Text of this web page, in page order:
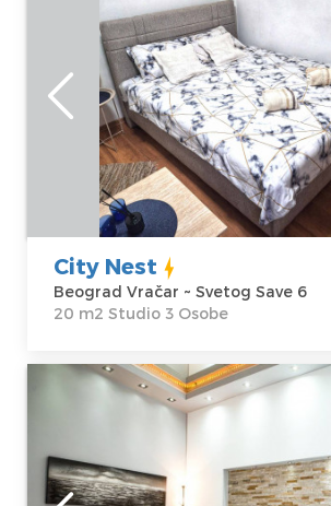
za 3 osobe
Beograd
Lokacija:
Beograd Vračar
Adresa:Svetog
40 €
Gosti:3
m2
Struktura :
Studio
City Nest
Beograd Vračar ~ Svetog Save 6
20 m2 Studio 3 Osobe
Apartman Royal 1 u Beogradu
Beogradskoj ulici. Prosecna
apartmana je 35€. Apartman
idealan za smestaj do 2
noc.